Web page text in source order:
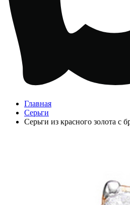
Главная
Серьги
Серьги из красного золота с